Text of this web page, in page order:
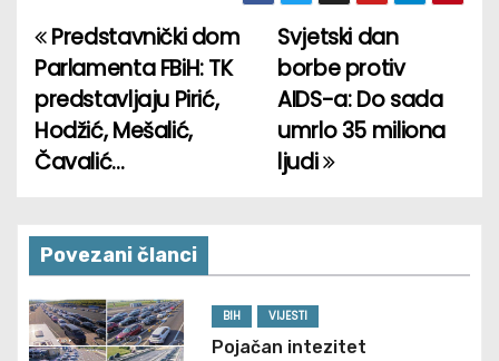
P
o
s
n
a
v
Svjetski dan
borbe protiv
AIDS-a: Do sada
umrlo 35 miliona
ljudi
Predstavnički dom
Parlamenta FBiH: TK
predstavljaju Pirić,
Hodžić, Mešalić,
Čavalić…
Povezani članci
BIH VIJESTI
Pojačan intezitet